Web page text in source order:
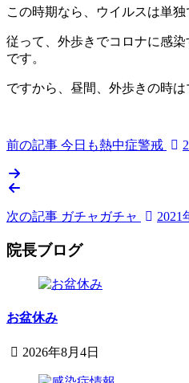
この時期なら、ウイルスは単
従って、外歩きでコロナに感
です。
ですから、昼間、外歩きの時
前の記事 今日も熱中症警戒
次の記事 ガチャガチャ 2021
院長ブログ
お盆休み
2026年8月4日